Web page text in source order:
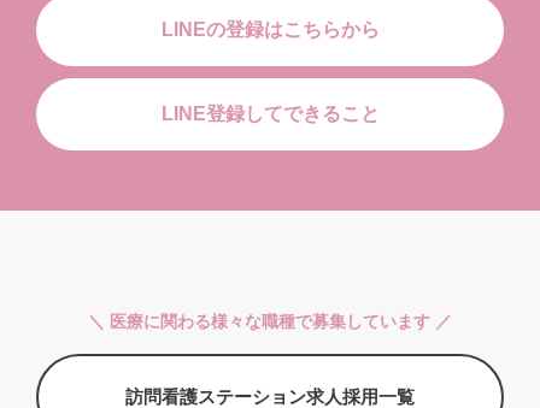
LINEの登録はこちらから
LINE登録してできること
＼ 医療に関わる様々な職種で募集しています ／
訪問看護ステーション求人採用一覧